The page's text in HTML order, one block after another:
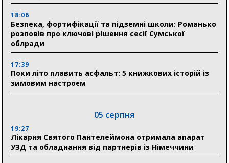
18:06
Безпека, фортифікації та підземні школи: Романько
розповів про ключові рішення сесії Сумської
облради
17:39
Поки літо плавить асфальт: 5 книжкових історій із
зимовим настроєм
05 серпня
19:27
Лікарня Святого Пантелеймона отримала апарат
УЗД та обладнання від партнерів із Німеччини